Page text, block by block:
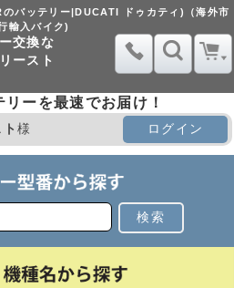
バッテリー|DUCATI ドゥカティ)（海外市
輸入バイク)
交換な
ースト
ーを最速でお届け！
ト様 ログイン
検索